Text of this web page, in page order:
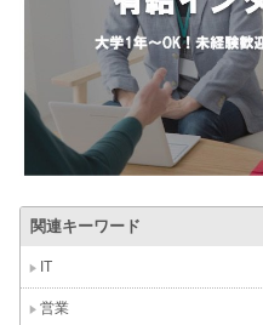
関連キーワード
IT
営業